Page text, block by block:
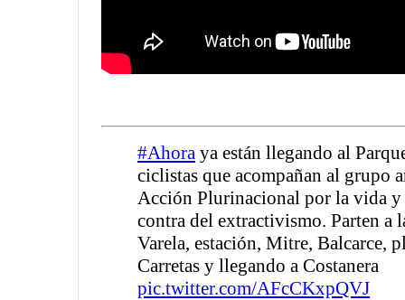
#Ahora ya están llegando al
ciclistas que acompañan al grupo
Acción Plurinacional por la vida
contra del extractivismo. Parten a
Varela, estación, Mitre, Balcarce,
Carretas y llegando a Costanera
pic.twitter.com/AFcCKxpQVJ